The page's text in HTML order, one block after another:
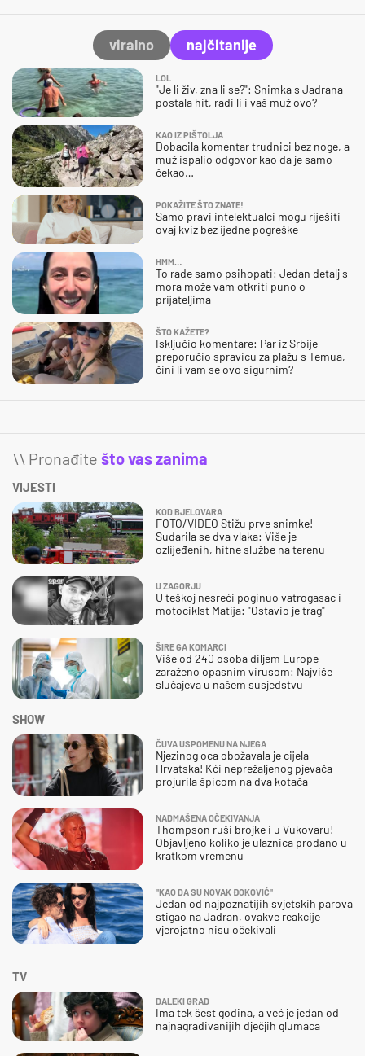
viralno najčitanije
LOL
"Je li živ, zna li se?": Snimka s Jadrana
postala hit, radi li i vaš muž ovo?
KAO IZ PIŠTOLJA
Dobacila komentar trudnici bez noge, a
muž ispalio odgovor kao da je samo
čekao…
POKAŽITE ŠTO ZNATE!
Samo pravi intelektualci mogu riješiti
ovaj kviz bez ijedne pogreške
HMM…
To rade samo psihopati: Jedan detalj s
mora može vam otkriti puno o
prijateljima
ŠTO KAŽETE?
Isključio komentare: Par iz Srbije
preporučio spravicu za plažu s Temua,
čini li vam se ovo sigurnim?
\\ Pronađite što vas zanima
VIJESTI
KOD BJELOVARA
FOTO/VIDEO Stižu prve snimke!
Sudarila se dva vlaka: Više je
ozlijeđenih, hitne službe na terenu
U ZAGORJU
U teškoj nesreći poginuo vatrogasac i
motociklst Matija: "Ostavio je trag"
ŠIRE GA KOMARCI
Više od 240 osoba diljem Europe
zaraženo opasnim virusom: Najviše
slučajeva u našem susjedstvu
SHOW
ČUVA USPOMENU NA NJEGA
Njezinog oca obožavala je cijela
Hrvatska! Kći neprežaljenog pjevača
projurila špicom na dva kotača
NADMAŠENA OČEKIVANJA
Thompson ruši brojke i u Vukovaru!
Objavljeno koliko je ulaznica prodano u
kratkom vremenu
"KAO DA SU NOVAK ĐOKOVIĆ"
Jedan od najpoznatijih svjetskih parova
stigao na Jadran, ovakve reakcije
vjerojatno nisu očekivali
TV
DALEKI GRAD
Ima tek šest godina, a već je jedan od
najnagrađivanijih dječjih glumaca